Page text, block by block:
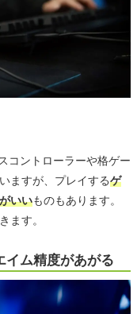
コントローラーや格ゲー
ますが、プレイするゲ
いいものもあります。
ます。
イム精度があがる